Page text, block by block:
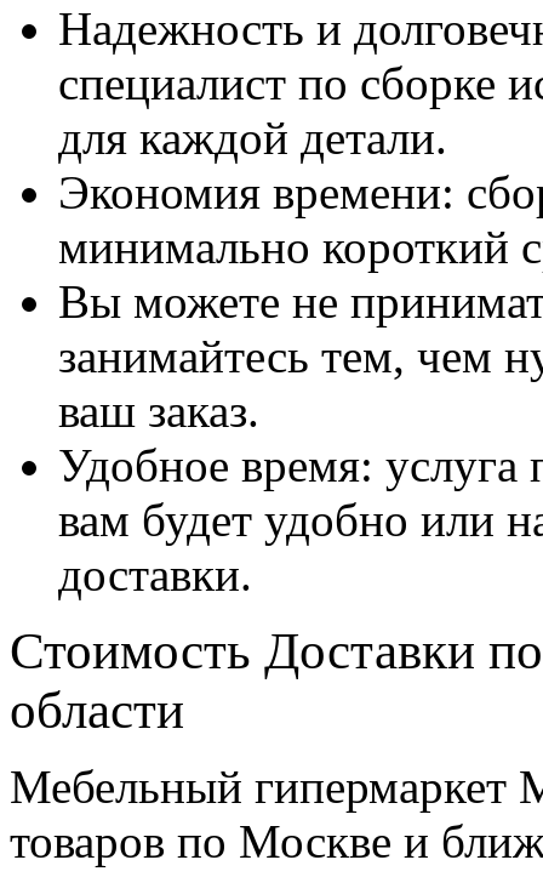
Надежность и
специалист по сборке
для каждой детали.
Экономия времени:
минимально короткий
Вы можете не
занимайтесь тем, чем
ваш заказ.
Удобное время: услуга
вам будет удобно или
доставки.
Стоимость Доставки
области
Мебельный гипермаркет
товаров по Москве и